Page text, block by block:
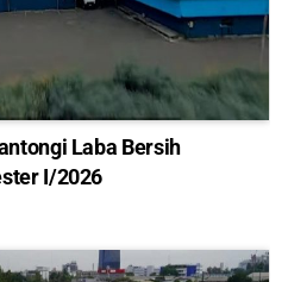
Laba Bersih
I/2026